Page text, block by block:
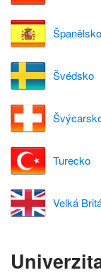
Španělsko
Švédsko
Turecko
Velká